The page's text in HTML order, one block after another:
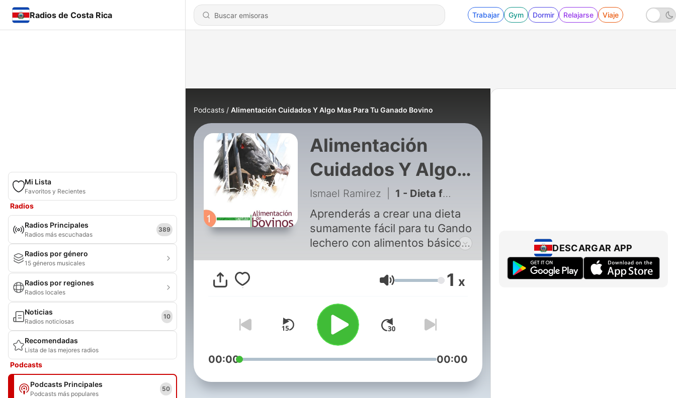
Radios de Costa Rica Trabajar Gym Dormir Relajarse Viaje
Mi Lista
Favoritos y Recientes
Radios
Radios Principales
Radios más escuchadas
389
Radios por género
15 géneros musicales
Radios por regiones
Radios locales
Noticias
Radios noticiosas
10
Recomendadas
Lista de las mejores radios
Podcasts
Podcasts Principales
Podcasts más populares
50
Podcasts Alimentación Cuidados Y Algo Mas Para Tu Ganado Bovino
Alimentación
Cuidados Y Algo
Mas Para Tu
Ganado Bovino
Ismael Ramirez 1 - Dieta fácil de seguir para el incremento te leche en tu ganado 🐄
Aprenderás a crear una dieta
sumamente fácil para tu Gando
lechero con alimentos básicos
pero con la finalidad de
incrementar su porcentaje de
Volumen 1 x
00:00 00:00
DESCARGAR APP